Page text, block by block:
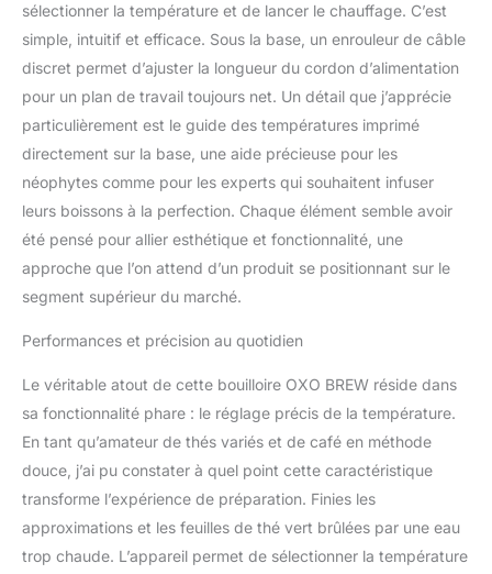
sélectionner la température et de lancer le chauffage. C’est
simple, intuitif et efficace. Sous la base, un enrouleur de câble
discret permet d’ajuster la longueur du cordon d’alimentation
pour un plan de travail toujours net. Un détail que j’apprécie
particulièrement est le guide des températures imprimé
directement sur la base, une aide précieuse pour les
néophytes comme pour les experts qui souhaitent infuser
leurs boissons à la perfection. Chaque élément semble avoir
été pensé pour allier esthétique et fonctionnalité, une
approche que l’on attend d’un produit se positionnant sur le
segment supérieur du marché.
Performances et précision au quotidien
Le véritable atout de cette bouilloire OXO BREW réside dans
sa fonctionnalité phare : le réglage précis de la température.
En tant qu’amateur de thés variés et de café en méthode
douce, j’ai pu constater à quel point cette caractéristique
transforme l’expérience de préparation. Finies les
approximations et les feuilles de thé vert brûlées par une eau
trop chaude. L’appareil permet de sélectionner la température